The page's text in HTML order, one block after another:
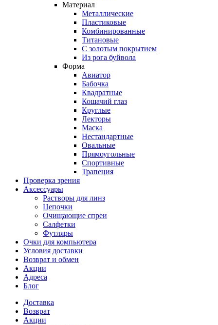
Материал
Металлические
Пластиковые
Комбинированные
Титановые
С золотым покрытием
Из рога буйвола
Форма
Авиатор
Бабочка
Квадратные
Кошачий глаз
Круглые
Лекторы
Маска
Нестандартные
Овальные
Прямоугольные
Спортивные
Трапеция
Проверка зрения
Аксессуары
Растворы для линз
Цепочки
Очищающие спреи
Салфетки
Футляры
Очки для компьютера
Условия доставки
Возврат и обмен
Акции
Адреса
Блог
Доставка
Возврат
Акции